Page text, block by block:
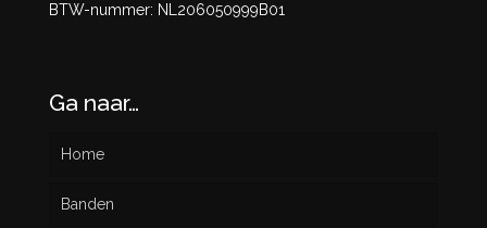
BTW-nummer: NL206050999B01
Ga naar…
Home
Banden